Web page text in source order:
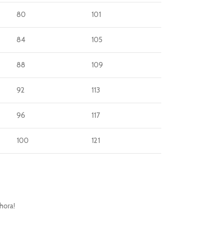
80 101
84 105
88 109
92 113
96 117
100 121